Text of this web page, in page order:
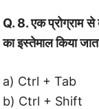
Q. 8. एक प्रोग्राम
का इस्तेमाल किया
a) Ctrl + Tab
b) Ctrl + Shift